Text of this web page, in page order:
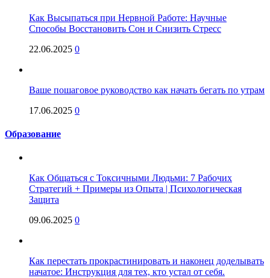
Как Высыпаться при Нервной Работе: Научные
Способы Восстановить Сон и Снизить Стресс
22.06.2025 0
Ваше пошаговое руководство как начать бегать по утрам
17.06.2025 0
Образование
Как Общаться с Токсичными Людьми: 7 Рабочих
Стратегий + Примеры из Опыта | Психологическая
Защита
09.06.2025 0
Как перестать прокрастинировать и наконец доделывать
начатое: Инструкция для тех, кто устал от себя.